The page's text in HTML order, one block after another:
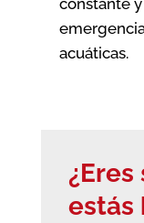
constante
acuáticas.
estás